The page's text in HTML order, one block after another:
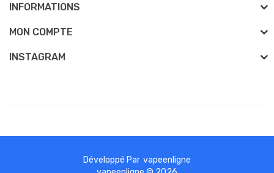
INFORMATIONS
MON COMPTE
INSTAGRAM
Développé Par
78winonline casino78win
vapeenligne